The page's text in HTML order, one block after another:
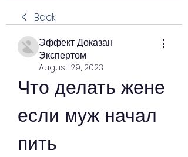
Back
Эффект Доказан
Экспертом
August 29, 2023
Что делать жене
если муж начал
пить